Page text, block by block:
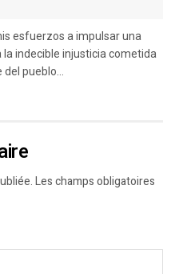
esfuerzos a impulsar una
indecible injusticia cometida
pueblo...
Les champs obligatoires